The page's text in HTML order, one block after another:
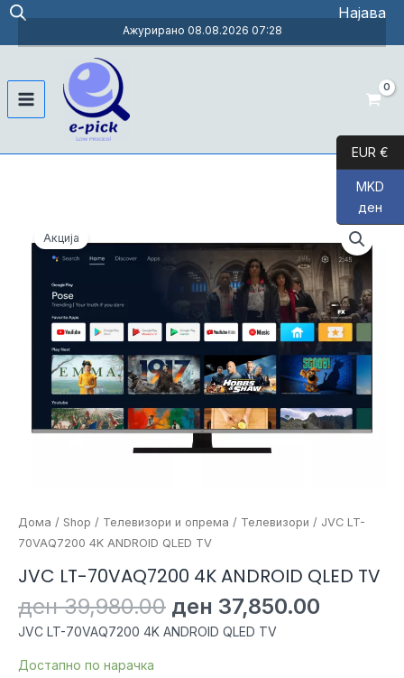
Skip
content
Најава
Ажурирано 08.08.2026 07:28
Main
Акција
Дома / Shop / Телевизори и опрема / Телевизори / JVC LT-
70VAQ7200 4K ANDROID QLED TV
JVC LT-70VAQ7200 4K ANDROID QLED TV
ден39,980.00 Original
price
ден 37,850.00
JVC LT-70VAQ7200 4K ANDROID QLED TV
Достапно по нарачка
EUR €
MKD
ден